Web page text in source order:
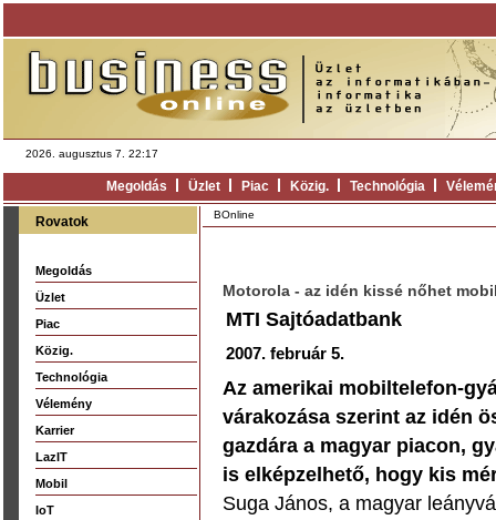
2026. augusztus 7. 22:17
Megoldás Üzlet Piac Közig. Technológia
Rovatok
Megoldás
Üzlet
Piac
Közig.
Technológia
Vélemény
Karrier
LazIT
Mobil
IoT
BOnline
Motorola - az idén kissé nőhet
MTI Sajtóadatbank
2007. február 5.
Az amerikai mobiltelefon-
várakozása szerint az idén
gazdára a magyar piacon,
is elképzelhető, hogy kis
Suga János, a magyar